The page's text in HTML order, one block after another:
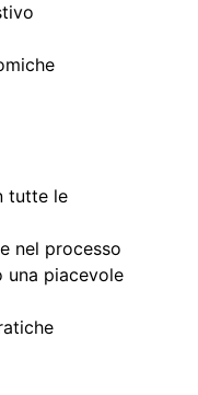
tutte le
nel processo
una piacevole